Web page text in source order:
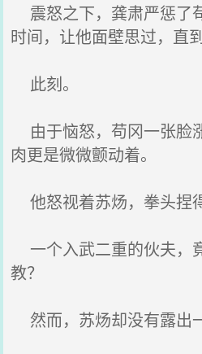
震怒之下，龚肃严惩了
时间，让他面壁思过，直
此刻。
由于恼怒，苟冈一张脸
肉更是微微颤动着。
他怒视着苏炀，拳头捏
一个入武二重的伙夫，
教？
然而，苏炀却没有露出